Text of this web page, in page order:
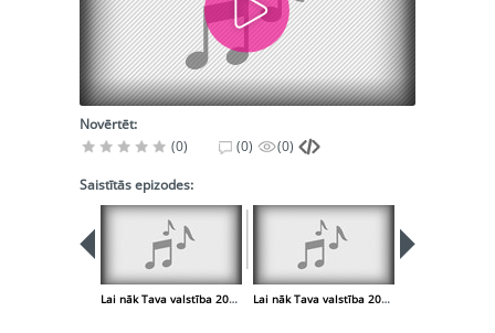
Novērtēt:
(0)
(0) (0)
Saistītās epizodes:
Lai nāk Tava valstība 2000.07.09. Lai nāk Tava valstība 2000.07.23.